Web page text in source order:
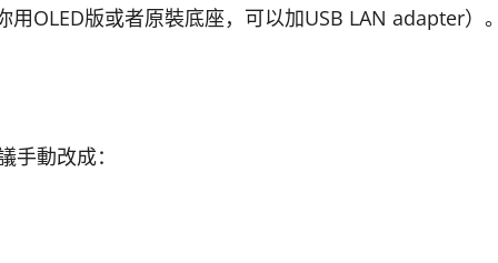
OLED版或者原裝底座，可以加USB LAN adapter）
動改成：